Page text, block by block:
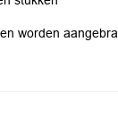
worden